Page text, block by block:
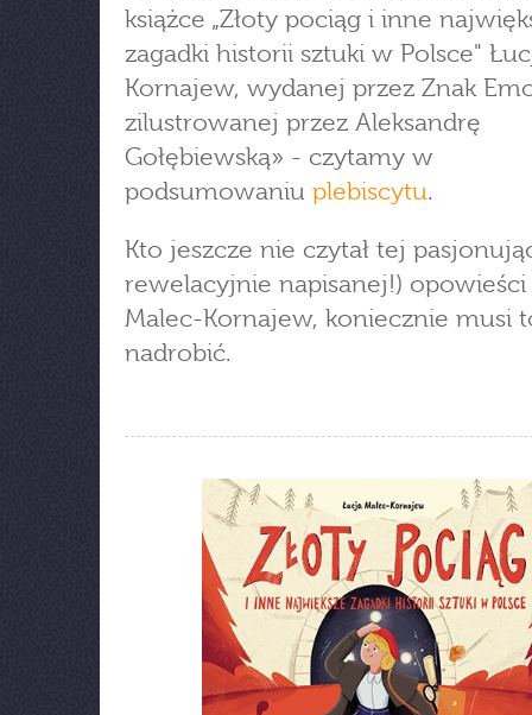
książce „Złoty pociąg i inne
zagadki historii sztuki w Polsce"
Kornajew, wydanej przez Znak
zilustrowanej przez Aleksandrę
Gołębiewską» - czytamy w
podsumowaniu plebiscytu.
Kto jeszcze nie czytał tej
rewelacyjnie napisanej!)
Malec-Kornajew, koniecznie musi
nadrobić.